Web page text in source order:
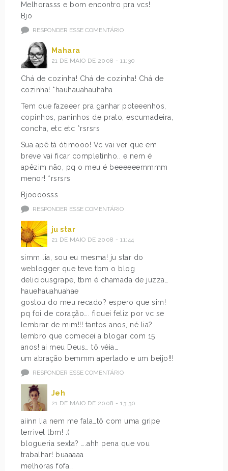
Melhorasss e bom encontro pra vcs!
Bjo
RESPONDER ESSE COMENTÁRIO
Mahara
21 DE MAIO DE 2008 - 11:30
Chá de cozinha! Chá de cozinha! Chá de
cozinha! *hauhauahauhaha
Tem que fazeeer pra ganhar poteeenhos,
copinhos, paninhos de prato, escumadeira,
concha, etc etc *rsrsrs
Sua apê tá ótimooo! Vc vai ver que em
breve vai ficar completinho.. e nem é
apêzim não, pq o meu é beeeeeemmmm
menor! *rsrsrs
Bjoooosss
RESPONDER ESSE COMENTÁRIO
ju star
21 DE MAIO DE 2008 - 11:44
simm lia, sou eu mesma! ju star do
weblogger que teve tbm o blog
deliciousgrape, tbm é chamada de juzza…
hauehauahuahae
gostou do meu recado? espero que sim!
pq foi de coração…. fiquei feliz por vc se
lembrar de mim!!! tantos anos, né lia?
lembro que comecei a blogar com 15
anos! ai meu Deus… tô véia…
um abração bemmm apertado e um beijo!!!
RESPONDER ESSE COMENTÁRIO
Jeh
21 DE MAIO DE 2008 - 13:30
aiinn lia nem me fala…tô com uma gripe
terrivel tbm! :(
blogueria sexta? ….ahh pena que vou
trabalhar! buaaaaa
melhoras fofa…